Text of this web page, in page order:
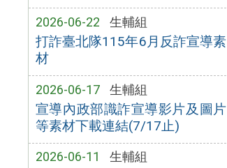
2026-06-22 生輔組
打詐臺北隊115年6月反詐宣導素
材
2026-06-17 生輔組
宣導內政部識詐宣導影片及圖片
等素材下載連結(7/17止)
2026-06-11 生輔組